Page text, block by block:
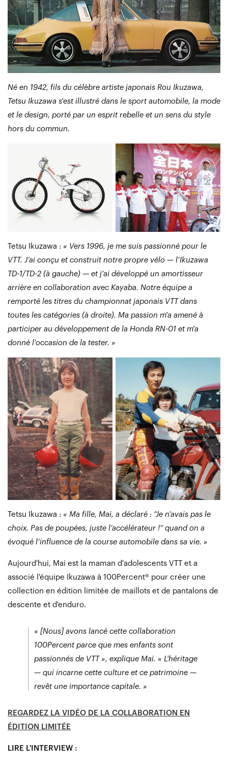
Né en 1942, fils du célèbre artiste japonais Rou Ikuzawa,
Tetsu Ikuzawa s'est illustré dans le sport automobile, la mode
et le design, porté par un esprit rebelle et un sens du style
hors du commun.
Tetsu Ikuzawa : « Vers 1996, je me suis passionné pour le
VTT. J’ai conçu et construit notre propre vélo — l’Ikuzawa
TD-1/TD-2 (à gauche) — et j’ai développé un amortisseur
arrière en collaboration avec Kayaba. Notre équipe a
remporté les titres du championnat japonais VTT dans
toutes les catégories (à droite). Ma passion m'a amené à
participer au développement de la Honda RN-01 et m'a
donné l'occasion de la tester. »
Tetsu Ikuzawa : « Ma fille, Mai, a déclaré : “Je n’avais pas le
choix. Pas de poupées, juste l’accélérateur !” quand on a
évoqué l’influence de la course automobile dans sa vie. »
Aujourd'hui, Mai est la maman d'adolescents VTT et a
associé l'équipe Ikuzawa à 100Percent® pour créer une
collection en édition limitée de maillots et de pantalons de
descente et d'enduro.
« [Nous] avons lancé cette collaboration
100Percent parce que mes enfants sont
passionnés de VTT », explique Mai. « L'héritage
— qui incarne cette culture et ce patrimoine —
revêt une importance capitale. »
REGARDEZ LA VIDÉO DE LA COLLABORATION EN
ÉDITION LIMITÉE
LIRE L'INTERVIEW :